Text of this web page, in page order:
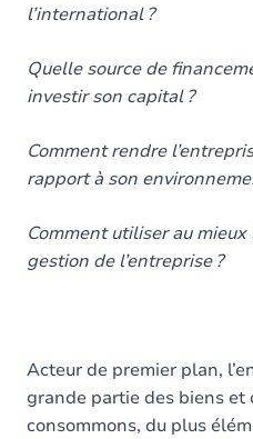
l’international ?
Quelle source de
investir son capital ?
Comment rendre
rapport à son
Comment utiliser au
gestion de l’entreprise ?
Acteur de premier plan,
grande partie des biens et
consommons, du plus